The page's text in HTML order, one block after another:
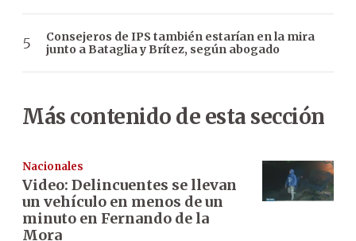
Consejeros de IPS también estarían en la mira
junto a Bataglia y Brítez, según abogado
Más contenido de esta sección
Nacionales
Video: Delincuentes se llevan
un vehículo en menos de un
minuto en Fernando de la
Mora